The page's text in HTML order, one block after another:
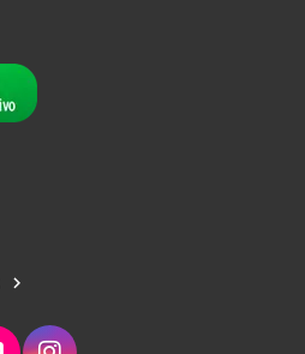
keyboard_arrow_right